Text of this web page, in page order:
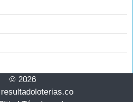
© 2026